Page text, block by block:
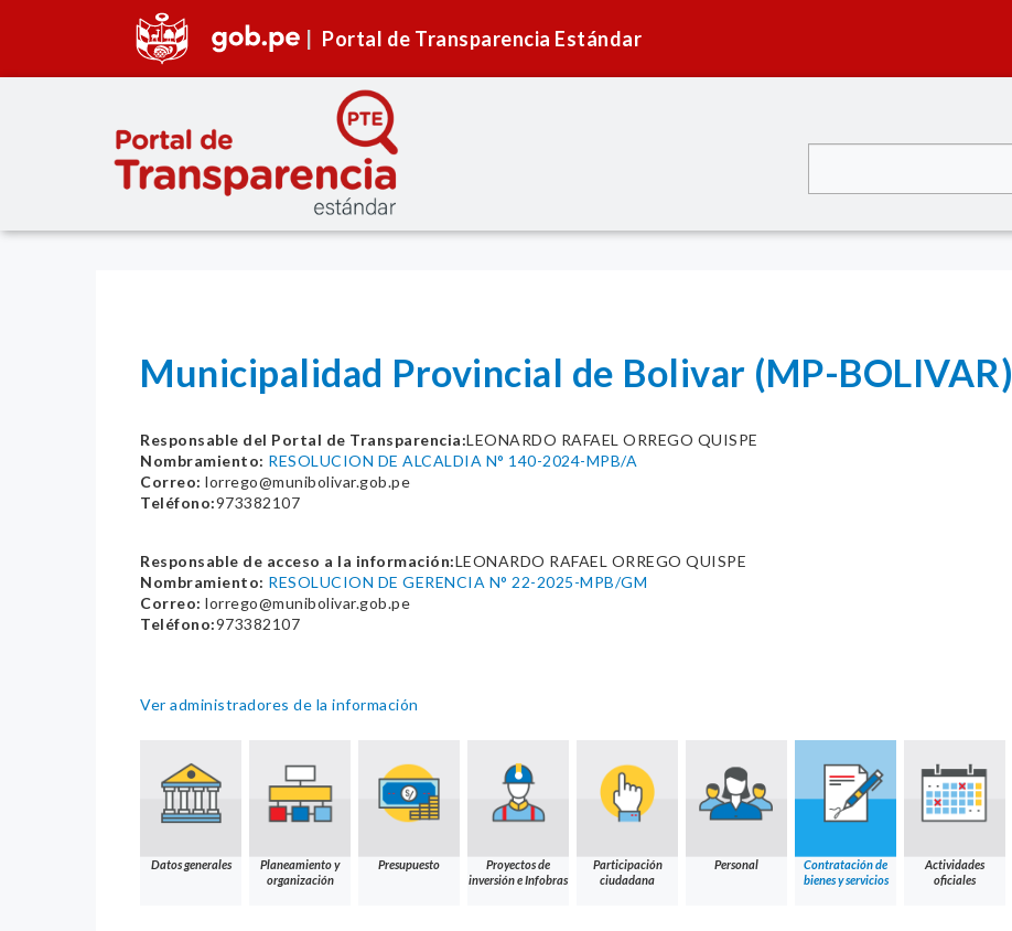
Portal de Transparencia Estándar
Municipalidad Provincial de Bolivar (MP-BOLIVAR)
Responsable del Portal de Transparencia:LEONARDO RAFAEL ORREGO QUISPE
Nombramiento: RESOLUCION DE ALCALDIA N° 140-2024-MPB/A
Correo: lorrego@munibolivar.gob.pe
Teléfono:973382107
Responsable de acceso a la información:LEONARDO RAFAEL ORREGO QUISPE
Nombramiento: RESOLUCION DE GERENCIA N° 22-2025-MPB/GM
Correo: lorrego@munibolivar.gob.pe
Teléfono:973382107
Ver administradores de la información
Datos generales
Planeamiento y
organización
Presupuesto
Proyectos de
inversión e Infobras
Participación
ciudadana
Personal
Contratación de
bienes y servicios
Actividades
oficiales